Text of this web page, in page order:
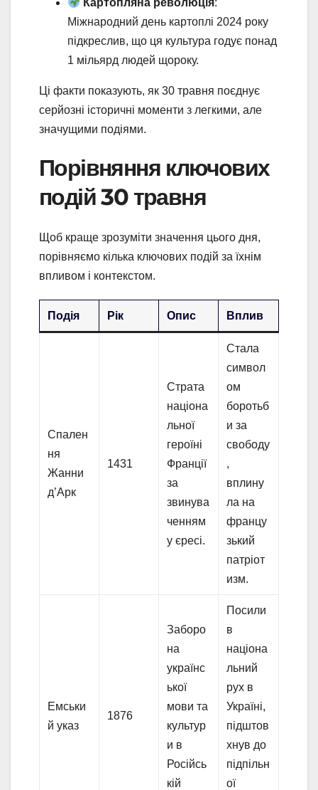
Картопляна революція :
Міжнародний день картоплі 2024 року
підкреслив, що ця культура годує понад
1 мільярд людей щороку.
Ці факти показують, як 30 травня поєднує
серйозні історичні моменти з легкими, але
значущими подіями.
Порівняння ключових
подій 30 травня
Щоб краще зрозуміти значення цього дня,
порівняємо кілька ключових подій за їхнім
впливом і контекстом.
Подія Рік Опис Вплив
Спален
ня
Жанни
д’Арк
1431
Страта
націона
льної
героїні
Франції
за
звинува
ченням
у єресі.
Стала
символ
ом
боротьб
и за
свободу
,
вплину
ла на
францу
зький
патріот
изм.
Емськи
й указ
1876
Заборо
на
українс
ької
мови та
культур
и в
Російсь
кій
Посили
в
націона
льний
рух в
Україні,
підштов
хнув до
підпільн
ої